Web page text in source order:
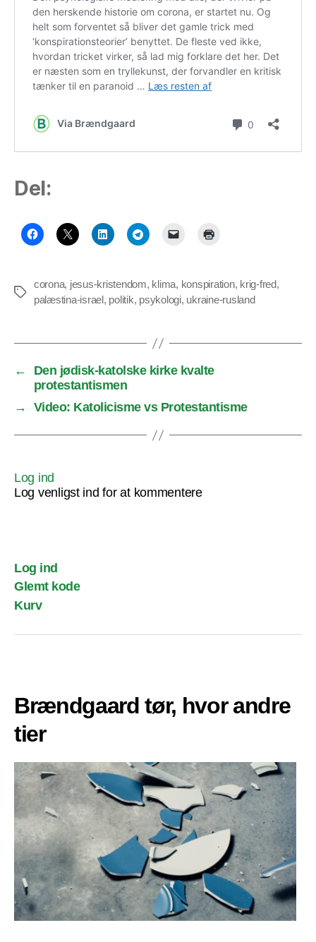
Del:
Tags
corona, jesus-kristendom, klima, konspiration, krig-fred,
palæstina-israel, politik, psykologi, ukraine-rusland
←
Den jødisk-katolske kirke kvalte
protestantismen
→
Video: Katolicisme vs Protestantisme
Log ind
Log venligst ind for at kommentere
Log ind
Glemt kode
Kurv
Brændgaard tør, hvor andre
tier